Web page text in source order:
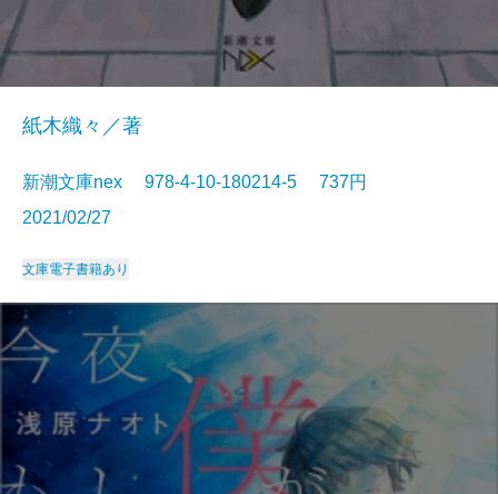
紙木織々／著
新潮文庫nex 978-4-10-180214-5 737円
2021/02/27
文庫電子書籍あり